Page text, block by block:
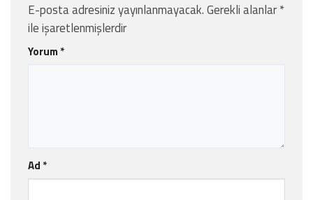
E-posta adresiniz yayınlanmayacak.Gerekli alanlar*
ile işaretlenmişlerdir
Yorum *
Ad *